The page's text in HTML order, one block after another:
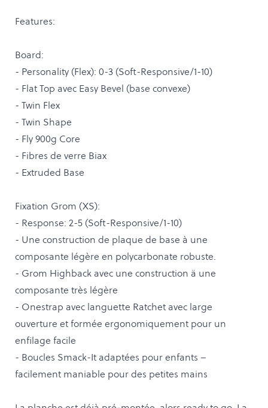
Features:
Board:
- Personality (Flex): 0-3 (Soft-Responsive/1-10)
- Flat Top avec Easy Bevel (base convexe)
- Twin Flex
- Twin Shape
- Fly 900g Core
- Fibres de verre Biax
- Extruded Base
Fixation Grom (XS):
- Response: 2-5 (Soft-Responsive/1-10)
- Une construction de plaque de base à une
composante légère en polycarbonate robuste.
- Grom Highback avec une construction ä une
composante très légère
- Onestrap avec languette Ratchet avec large
ouverture et formée ergonomiquement pour un
enfilage facile
- Boucles Smack-It adaptées pour enfants –
facilement maniable pour des petites mains